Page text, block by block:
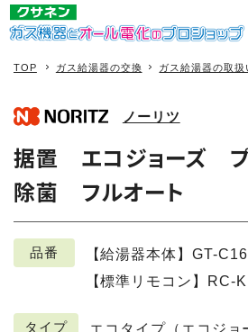
TOP ガス給湯器の交換 ガス給湯器の取扱
ノーリツ
据置 エコジョーズ
除菌 フルオート
品番
【給湯器本体】GT-
【標準リモコン】RC-
タイプ エコタイプ（エコジョ